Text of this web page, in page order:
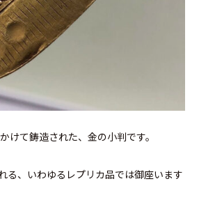
けて鋳造された、金の小判です。
る、いわゆるレプリカ品では御座います